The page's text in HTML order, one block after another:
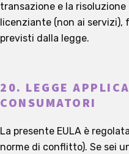
transazione e la
licenziante (non ai
previsti dalla legge.
20. LEGGE
CONSUMATORI
La presente EULA è
norme di conflitto). Se sei